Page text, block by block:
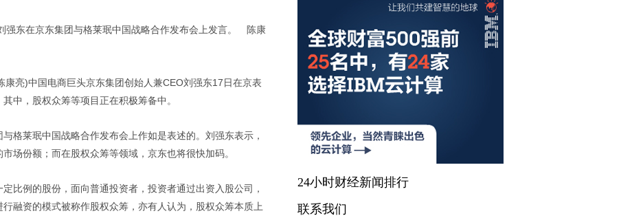
东在京东集团与格莱珉中国战略合作发布会上发言。 陈康
亮)中国电商巨头京东集团创始人兼CEO刘强东17日在京表
中，股权众筹等项目正在积极筹备中。
莱珉中国战略合作发布会上作如是表述的。刘强东表示，
场份额；而在股权众筹等领域，京东也将很快加码。
例的股份，面向普通投资者，投资者通过出资入股公司，
融资的模式被称作股权众筹，亦有人认为，股权众筹本质上
24小时财经新闻排行
联系我们